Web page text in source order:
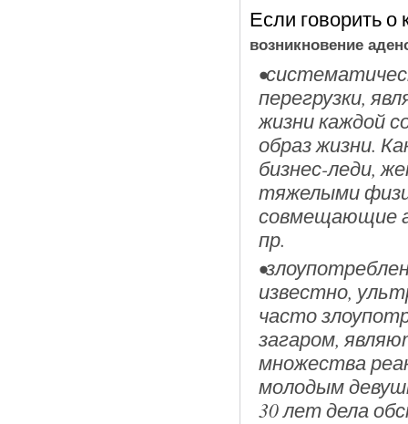
Если говорить
возникновение
перегрузки,
жизни каждой
образ жизни.
бизнес-леди,
тяжелыми
совмещающие
пр.
известно,
часто
загаром,
множества
молодым
30 лет дела